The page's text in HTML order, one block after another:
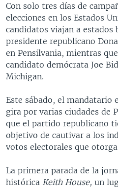
DEPORTIVO INTERNACIONAL
NOTA ECONÓMICA
ENTRETENIMIENTO
Idiomas
Con solo tres días de
elecciones en los Estados
candidatos viajan a estados
presidente republicano
en Pensilvania, mientras
candidato demócrata Joe
Michigan.
Este sábado, el mandatario
gira por varias ciudades de
que el partido republicano
objetivo de cautivar a los
votos electorales que otorga
La primera parada de la
histórica Keith House, un